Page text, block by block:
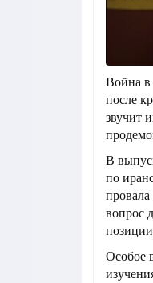
Война в
после
звучит
В
по
провала
вопрос
Особое